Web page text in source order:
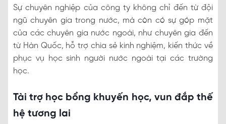
Sự chuyên nghiệp của công ty không chỉ đến từ đội
ngũ chuyên gia trong nước, mà còn có sự góp mặt
của các chuyên gia nước ngoài, như chuyên gia đến
từ Hàn Quốc, hỗ trợ chia sẻ kinh nghiệm, kiến thức về
phục vụ học sinh người nước ngoài tại các trường
học.
Tài trợ học bổng khuyến học, vun đắp thế
hệ tương lai